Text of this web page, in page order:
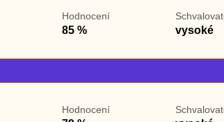
Hodnocení
85 % vysoké
Hodnocení